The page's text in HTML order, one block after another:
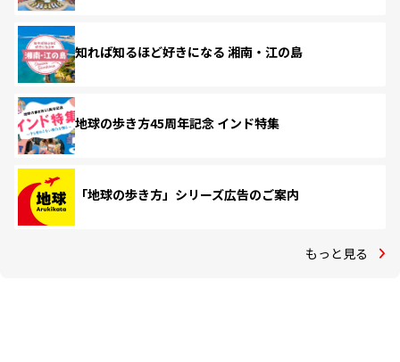
知れば知るほど好きになる 湘南・江の島
地球の歩き方45周年記念 インド特集
「地球の歩き方」シリーズ広告のご案内
もっと見る